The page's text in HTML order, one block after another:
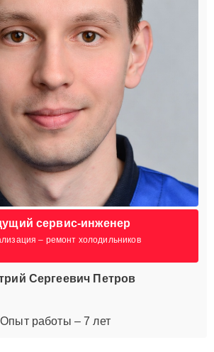
сервис-инженер
– ремонт холодильников
Сергеевич Петров
Опыт работы – 7 лет